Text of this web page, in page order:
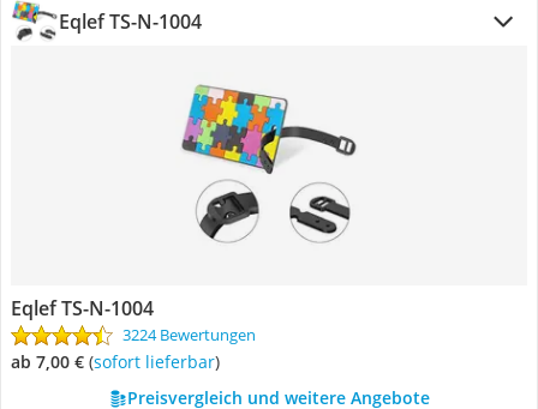
Eqlef TS-N-1004
Eqlef TS-N-1004
3224 Bewertungen
ab 7,00 € ( Sofort lieferbar)
Preisvergleich und weitere Angebote